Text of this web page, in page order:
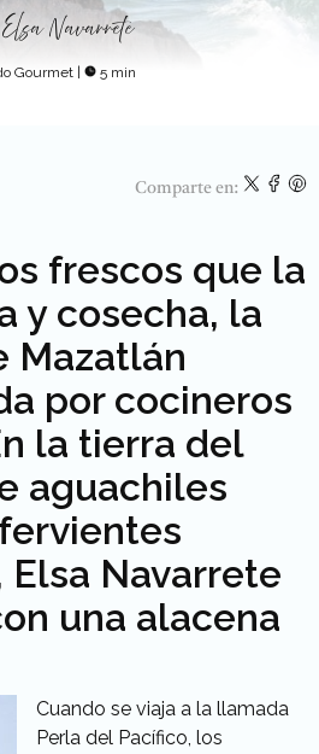
Elsa Navarrete
Gourmet 5 min
Comparte en:
frescos que la
y cosecha, la
Mazatlán
por cocineros
la tierra del
aguachiles
Navarrete
una alacena
Cuando se viaja a la llamada
Perla del Pacífico, los